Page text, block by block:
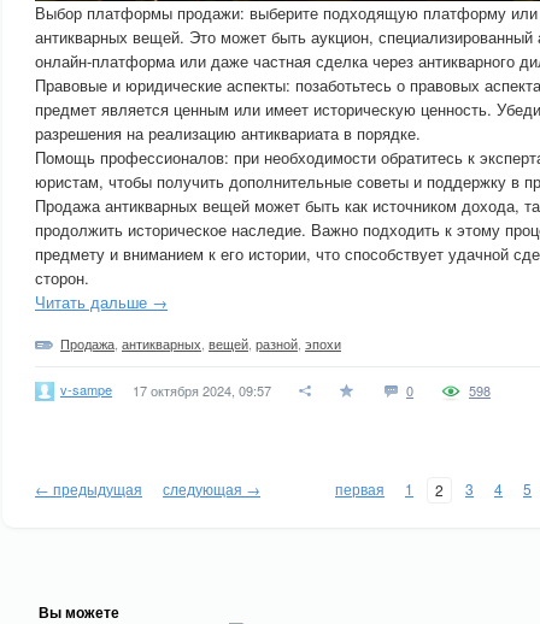
Выбор платформы продажи: выберите подходящую платформу
антикварных вещей. Это может быть аукцион, специализированный
онлайн-платформа или даже частная сделка через антикварного
Правовые и юридические аспекты: позаботьтесь о правовых
предмет является ценным или имеет историческую ценность.
разрешения на реализацию антиквариата в порядке.
Помощь профессионалов: при необходимости обратитесь к
юристам, чтобы получить дополнительные советы и поддержку в
Продажа антикварных вещей может быть как источником дохода,
продолжить историческое наследие. Важно подходить к этому
предмету и вниманием к его истории, что способствует удачной
сторон.
Читать дальше →
Продажа антикварных вещей разной эпохи
v-sampe 17 октября 2024, 09:57 0 598
← предыдущая следующая → первая 1 2 3 4 5
Вы можете